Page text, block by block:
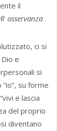
il
osservanza .
ci si
e
si
su forme
e lascia
del proprio
diventano